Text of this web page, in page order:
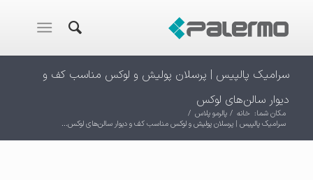
سرامیک پالپیس | پرسلان پولیش و لوکس مناسب کف و
دیوار سالن‌های لوکس
مکان شما: خانه / پالرمو پلاس /
سرامیک پالپیس | پرسلان پولیش و لوکس مناسب کف و دیوار سالن‌های لوکس...